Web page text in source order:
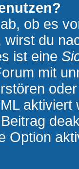
ob es
wirst du
ist eine
mit
Option